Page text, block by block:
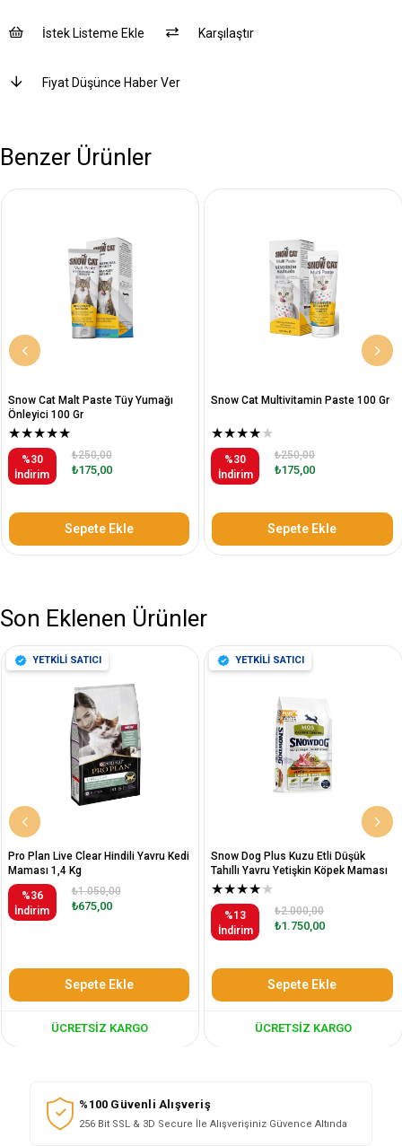
İstek Listeme Ekle Karşılaştır
Fiyat Düşünce Haber Ver
Benzer Ürünler
Snow Cat Malt Paste Tüy Yumağı
Önleyici 100 Gr
★★★★★
%30
İndirim
₺175,00
₺250,00
Sepete Ekle
Snow Cat Multivitamin Paste 100 Gr
★★★★★
%30
İndirim
₺175,00
₺250,00
Sepete Ekle
Son Eklenen Ürünler
Pro Plan Live Clear Hindili Yavru Kedi
Maması 1,4 Kg
%36
İndirim
₺675,00
₺1.050,00
Sepete Ekle
ÜCRETSIZ KARGO
YETKİLİ SATICI
Snow Dog Plus Kuzu Etli Düşük
Tahıllı Yavru Yetişkin Köpek Maması
12 Kg
★★★★★
%13
İndirim
₺1.750,00
₺2.000,00
Sepete Ekle
ÜCRETSIZ KARGO
YETKİLİ SATICI
%100 Güvenli Alışveriş
256 Bit SSL & 3D Secure İle Alışverişiniz Güvence Altında